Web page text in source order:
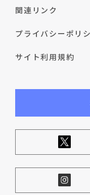
関連リンク
プライバシーポリ
サイト利用規約